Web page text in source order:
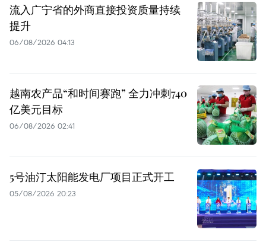
流入广宁省的外商直接投资质量持续
提升
06/08/2026 04:13
越南农产品“和时间赛跑” 全力冲刺740
亿美元目标
06/08/2026 02:41
5号油汀太阳能发电厂项目正式开工
05/08/2026 20:23